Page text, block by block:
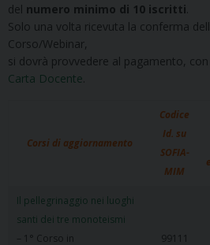
del numero minimo di 10 iscritti.
Solo una volta ricevuta la conferma
Corso/Webinar,
si dovrà provvedere al pagamento,
Carta Docente.
Corsi di aggiornamento
Codice
Id. su
SOFIA-
MIM
Il pellegrinaggio nei luoghi
santi dei tre monoteismi
– 1° Corso in
99111